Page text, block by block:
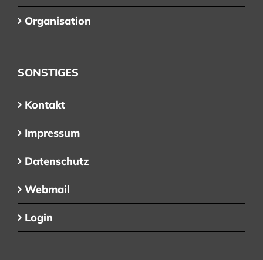
Organisation
SONSTIGES
Kontakt
Impressum
Datenschutz
Webmail
Login